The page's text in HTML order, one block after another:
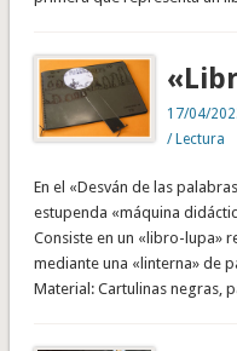
17/04/
/ Lectura
En el «Desván de las
estupenda «máquina
Consiste en un «libro-lupa»
mediante una «linterna» de
Material: Cartulinas negras,